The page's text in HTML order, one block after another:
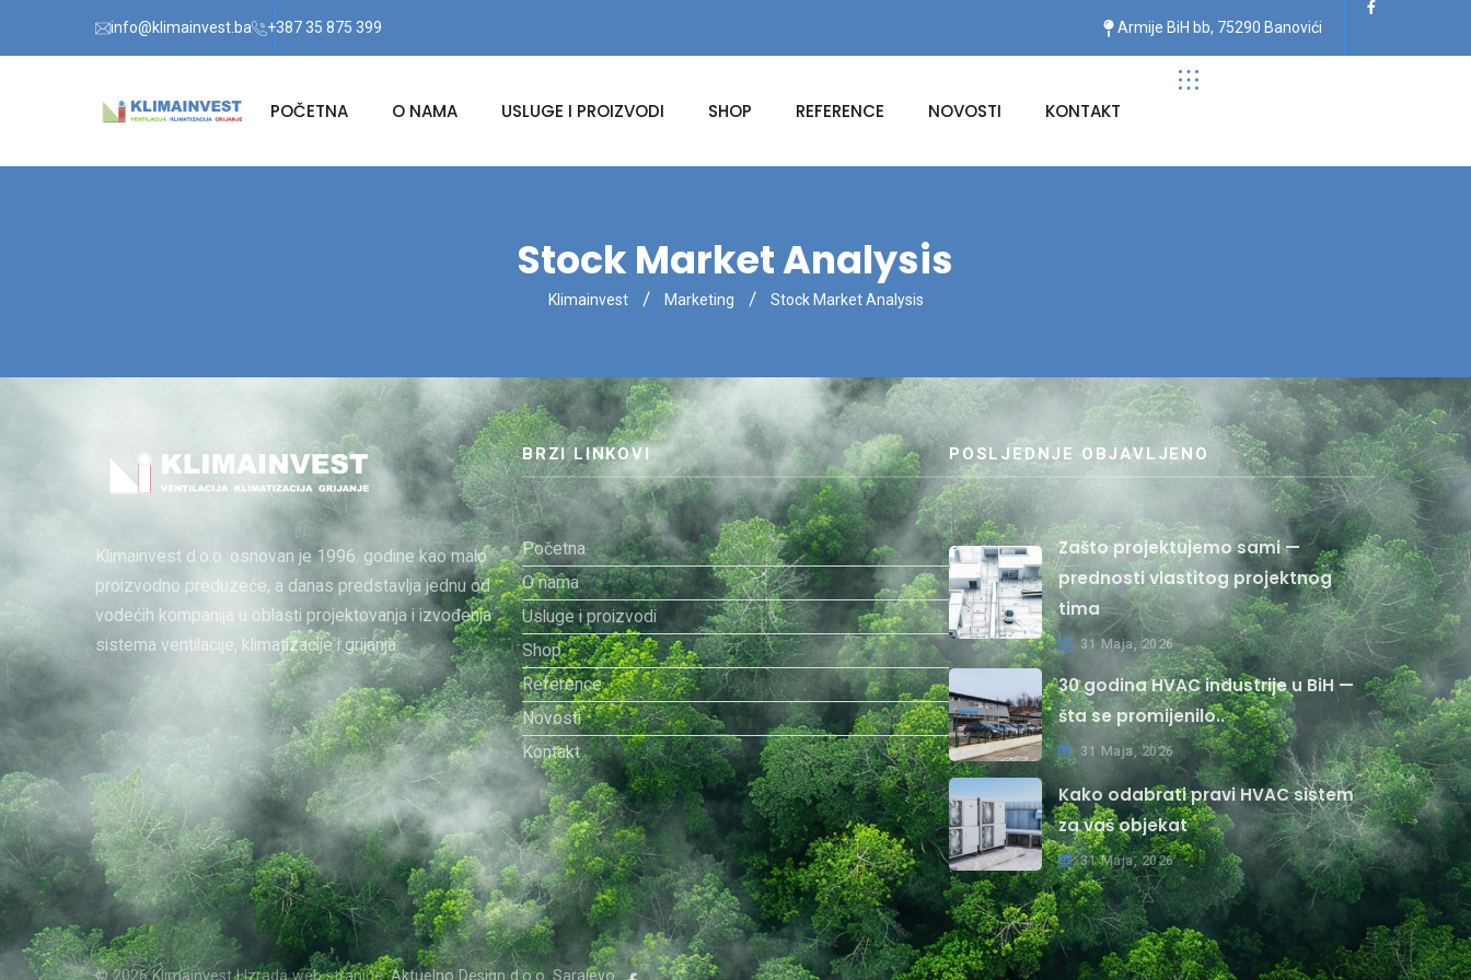
info@klimainvest.ba +387 35 875 399 Armije BiH bb, 75290 Banovići
POČETNA O NAMA USLUGE I PROIZVODI SHOP REFERENCE NOVOSTI KONTAKT
Stock Market Analysis
Klimainvest Marketing Stock Market Analysis
Klimainvest d.o.o. osnovan je 1996. godine kao malo
proizvodno preduzeće, a danas predstavlja jednu od
vodećih kompanija u oblasti projektovanja i izvođenja
sistema ventilacije, klimatizacije i grijanja.
BRZI LINKOVI
Početna
O nama
Usluge i proizvodi
Shop
Reference
Novosti
Kontakt
POSLJEDNJE OBJAVLJENO
Zašto projektujemo sami —
prednosti vlastitog projektnog
tima
31 Maja, 2026
30 godina HVAC industrije u BiH —
šta se promijenilo..
31 Maja, 2026
Kako odabrati pravi HVAC sistem
za vaš objekat
31 Maja, 2026
© 2026 Klimainvest | Izrada web stranice:Aktuelno Design d.o.o. Sarajevo